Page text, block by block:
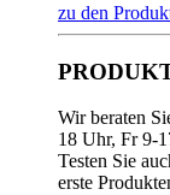
zu den
Wir beraten
18 Uhr, Fr 9-
Testen Sie
erste